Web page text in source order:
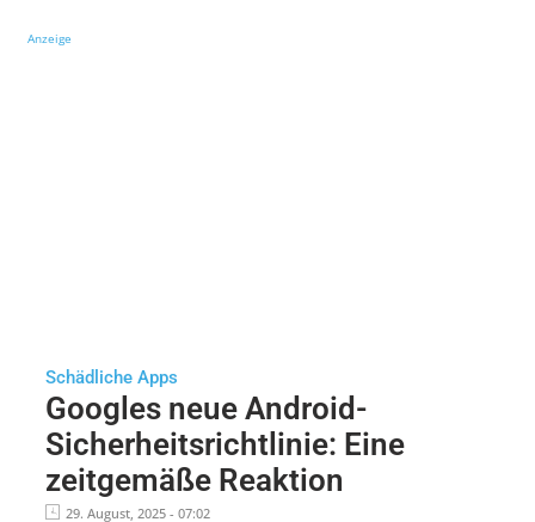
Anzeige
Schädliche Apps
Googles neue Android-
Sicherheitsrichtlinie: Eine
zeitgemäße Reaktion
29. August, 2025 - 07:02